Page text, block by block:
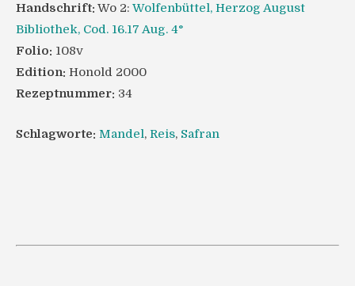
Handschrift: Wo 2: Wolfenbüttel, Herzog August
Bibliothek, Cod. 16.17 Aug. 4°
Folio: 108v
Edition: Honold 2000
Rezeptnummer: 34
Schlagworte: Mandel, Reis, Safran